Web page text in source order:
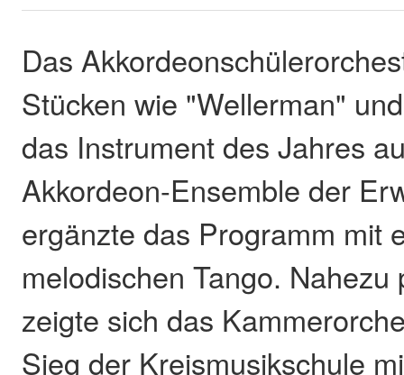
Das
Stücken wie "Wellerman"
das Instrument des Jahres
Akkordeon-Ensemble der
ergänzte das Programm mit
melodischen Tango. Nahezu
zeigte sich das
Sieg der Kreismusikschule